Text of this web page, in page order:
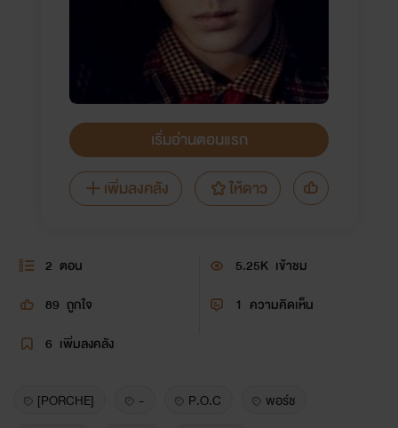
เริ่มอ่านตอนแรก
เพิ่มลงคลัง
ให้ดาว
2 ตอน 5.25K เข้าชม
89 ถูกใจ 1 ความคิดเห็น
6 เพิ่มลงคลัง
[PORCHE] - P.O.C
พอร์ช